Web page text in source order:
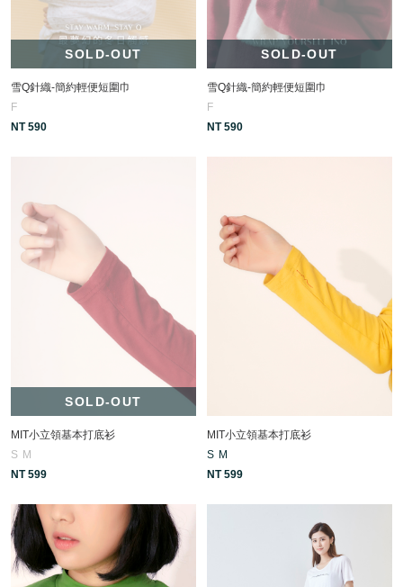
SOLD-OUT
雪Q針織-簡約輕便短圍巾
F
NT 590
SOLD-OUT
雪Q針織-簡約輕便短圍巾
F
NT 590
SOLD-OUT
MIT小立領基本打底衫
S M
NT 599
MIT小立領基本打底衫
S M
NT 599